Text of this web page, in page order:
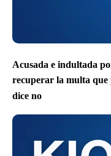
Acusada e indultada
recuperar la multa que
dice no